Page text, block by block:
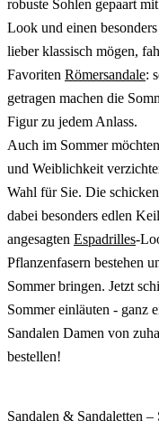
robuste Sohlen gepaart
Look und einen
lieber klassisch mögen,
Favoriten Römersandale:
getragen machen die
Figur zu jedem Anlass.
Auch im Sommer
und Weiblichkeit
Wahl für Sie. Die schicken
dabei besonders edlen
angesagten Espadrilles-
Pflanzenfasern bestehen
Sommer bringen. Jetzt
Sommer einläuten - ganz
Sandalen Damen von
bestellen!
Sandalen & Sandaletten